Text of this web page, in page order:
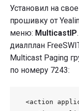
Установил на
прошивку от
меню: MulticastIP
диалплан
Multicast Paging
по номеру 7243:
<action